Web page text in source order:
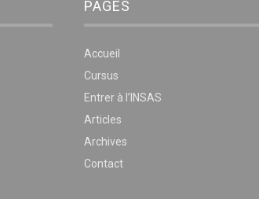
PAGES
Accueil
Cursus
Entrer à l’INSAS
Articles
Archives
Contact